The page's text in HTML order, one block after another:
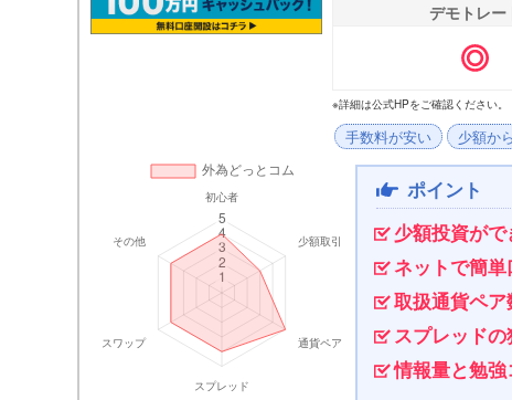
デモトレー
※詳細は公式HPをご確認ください。
手数料が安い 少額か
ポイント
少額投資が
ネットで簡
取扱通貨ペア
スプレッド
情報量と勉